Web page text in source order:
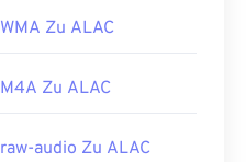
WMA Zu ALAC
M4A Zu ALAC
raw-audio Zu ALAC